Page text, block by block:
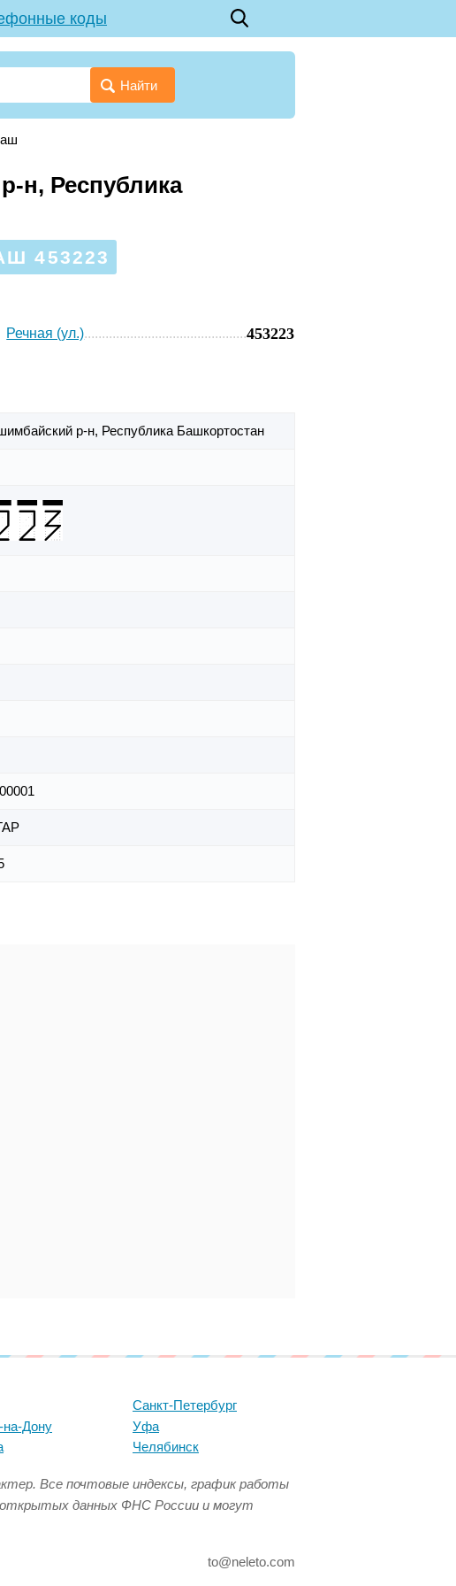
коды
Найти
н, Республика
453223
Речная (ул.) 453223
р-н, Республика Башкортостан
на-Дону
Санкт-Петербург
Уфа
Челябинск
Все почтовые индексы, график работы
открытых данных ФНС России и могут
to@neleto.com